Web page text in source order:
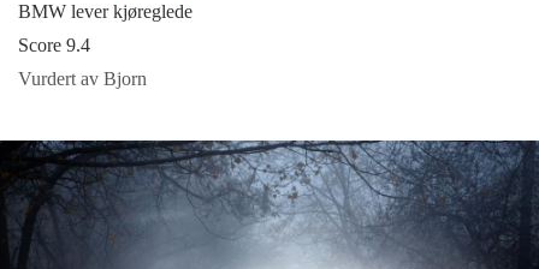
BMW lever kjøreglede
Score 9.4
Vurdert av Bjorn